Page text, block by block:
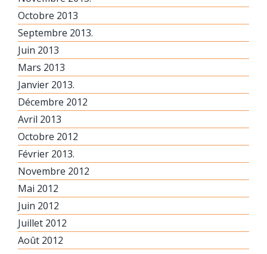
Octobre 2013
Septembre 2013.
Juin 2013
Mars 2013
Janvier 2013.
Décembre 2012
Avril 2013
Octobre 2012
Février 2013.
Novembre 2012
Mai 2012
Juin 2012
Juillet 2012
Août 2012